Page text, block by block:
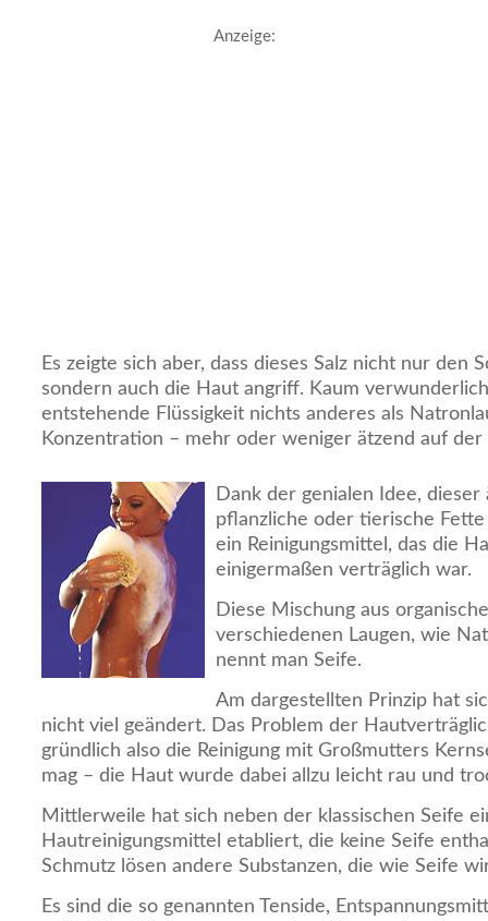
Anzeige:
Es zeigte sich aber, dass dieses Salz nicht nur den
sondern auch die Haut angriff. Kaum
entstehende Flüssigkeit nichts anderes als
Konzentration – mehr oder weniger ätzend auf
Dank der genialen Idee, dieser
pflanzliche oder tierische
ein Reinigungsmittel, das die
einigermaßen verträglich war.
Diese Mischung aus
verschiedenen Laugen, wie
nennt man Seife.
Am dargestellten Prinzip hat
nicht viel geändert. Das Problem der
gründlich also die Reinigung mit Großmutters
mag – die Haut wurde dabei allzu leicht rau und
Mittlerweile hat sich neben der klassischen Seife
Hautreinigungsmittel etabliert, die keine Seife
Schmutz lösen andere Substanzen, die wie Seife
Es sind die so genannten Tenside,